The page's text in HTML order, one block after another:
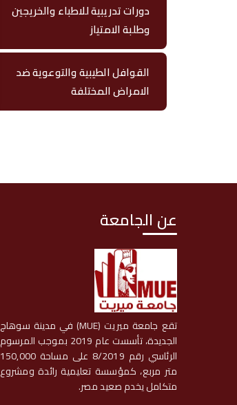
دورات تدريبية للاطباء والخريجين
وطلبة الامتياز
القوافل الطيبية والتوعوية ضد
الامراض المختلفة
عن الجامعة
تقع جامعة ميريت (MUE) في مدينة سوهاج
الجديدة، تأسست عام 2019 بموجب المرسوم
الرئاسي رقم 8/2019 على مساحة 150,000
متر مربع، كمؤسسة تعليمية رائدة ومشروع
متكامل يخدم صعيد مصر.